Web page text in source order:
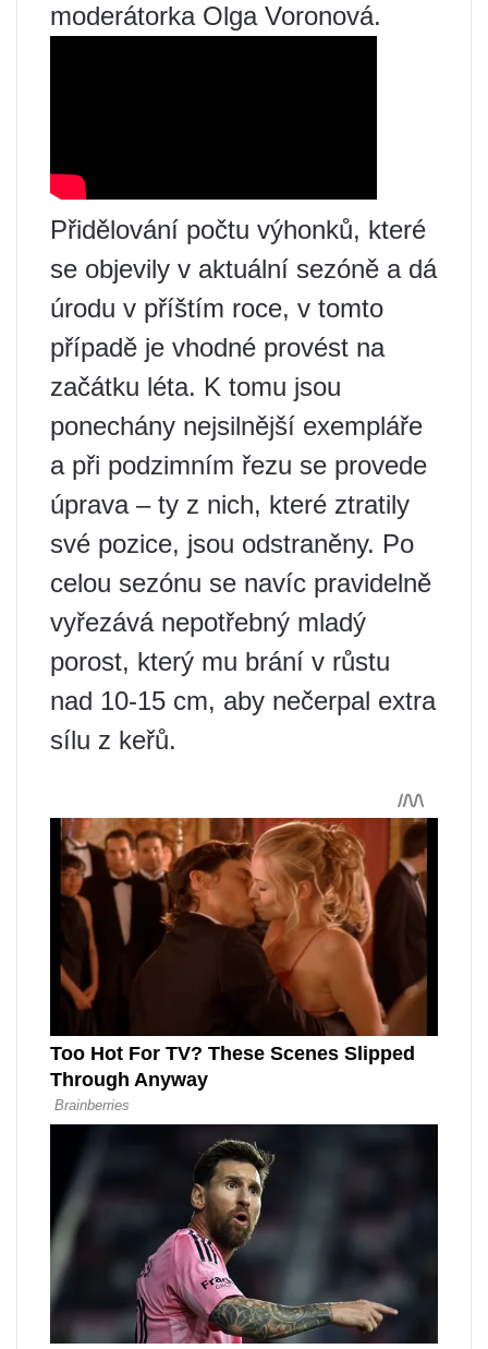
moderátorka Olga Voronová.
Přidělování počtu výhonků, které
se objevily v aktuální sezóně a dá
úrodu v příštím roce, v tomto
případě je vhodné provést na
začátku léta. K tomu jsou
ponechány nejsilnější exempláře
a při podzimním řezu se provede
úprava – ty z nich, které ztratily
své pozice, jsou odstraněny. Po
celou sezónu se navíc pravidelně
vyřezává nepotřebný mladý
porost, který mu brání v růstu
nad 10-15 cm, aby nečerpal extra
sílu z keřů.